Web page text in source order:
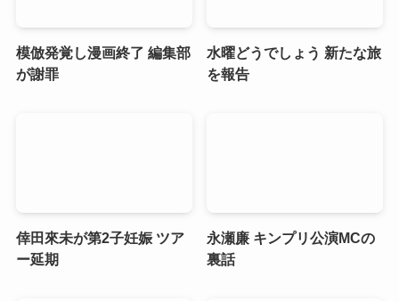
模倣発覚し漫画終了 編集部
が謝罪
水曜どうでしょう 新たな旅
を報告
倖田來未が第2子妊娠 ツア
ー延期
永瀬廉 キンプリ公演MCの
裏話